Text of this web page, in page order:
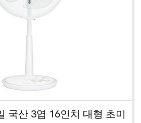
국산 3엽 16인치 대형 초미